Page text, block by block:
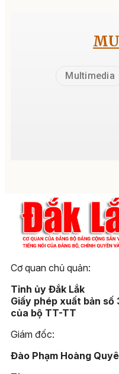
Multimedia
Cơ quan chủ quản:
Tỉnh ủy Đắk Lắk
Giấy phép xuất bản số
của bộ TT-TT
Giám đốc:
Đào Phạm Hoàng